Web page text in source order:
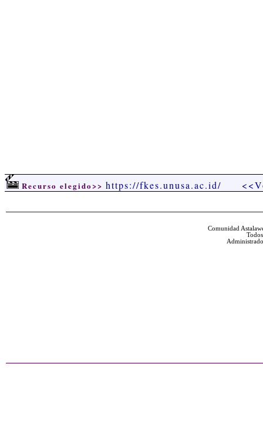
Recurso elegido>> https://fkes.unusa.ac.id/
Comunidad